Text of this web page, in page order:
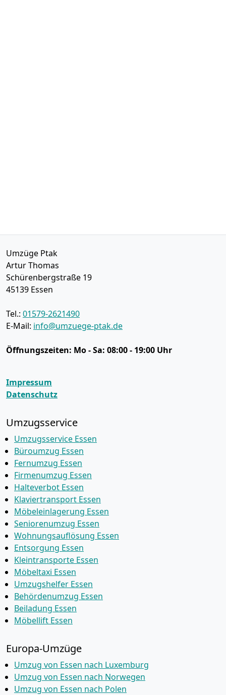
Umzüge Ptak
Artur Thomas
Schürenbergstraße 19
45139 Essen
Tel.: 01579-2621490
E-Mail: info@umzuege-ptak.de
Öffnungszeiten: Mo - Sa: 08:00 - 19:00 Uhr
Impressum
Datenschutz
Umzugsservice
Umzugsservice Essen
Büroumzug Essen
Fernumzug Essen
Firmenumzug Essen
Halteverbot Essen
Klaviertransport Essen
Möbeleinlagerung Essen
Seniorenumzug Essen
Wohnungsauflösung Essen
Entsorgung Essen
Kleintransporte Essen
Möbeltaxi Essen
Umzugshelfer Essen
Behördenumzug Essen
Beiladung Essen
Möbellift Essen
Europa-Umzüge
Umzug von Essen nach Luxemburg
Umzug von Essen nach Norwegen
Umzug von Essen nach Polen